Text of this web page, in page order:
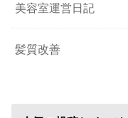
美容室運営日記
髪質改善